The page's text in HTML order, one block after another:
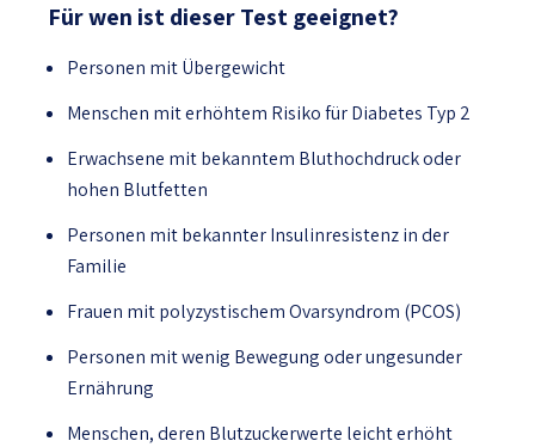
Für wen ist dieser Test geeignet?
Personen mit Übergewicht
Menschen mit erhöhtem Risiko für Diabetes Typ 2
Erwachsene mit bekanntem Bluthochdruck oder
hohen Blutfetten
Personen mit bekannter Insulinresistenz in der
Familie
Frauen mit polyzystischem Ovarsyndrom (PCOS)
Personen mit wenig Bewegung oder ungesunder
Ernährung
Menschen, deren Blutzuckerwerte leicht erhöht